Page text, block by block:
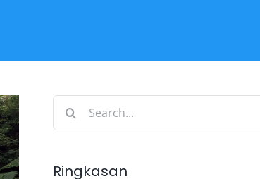
Search
Ringkasan